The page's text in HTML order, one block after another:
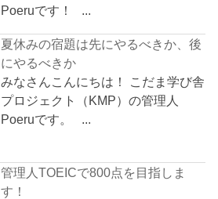
Poeruです！ ...
夏休みの宿題は先にやるべきか、後
にやるべきか
みなさんこんにちは！ こだま学び舎
プロジェクト（KMP）の管理人
Poeruです。 ...
管理人TOEICで800点を目指しま
す！